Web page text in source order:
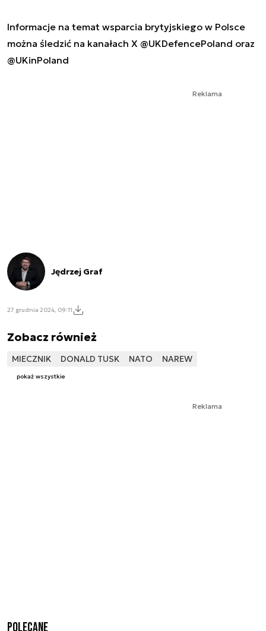
Informacje na temat wsparcia brytyjskiego w Polsce
można śledzić na kanałach X @UKDefencePoland oraz
@UKinPoland
Reklama
Jędrzej Graf
27 grudnia 2024, 09:11
Zobacz również
MIECZNIK DONALD TUSK NATO NAREW
pokaż wszystkie
Reklama
Polecane